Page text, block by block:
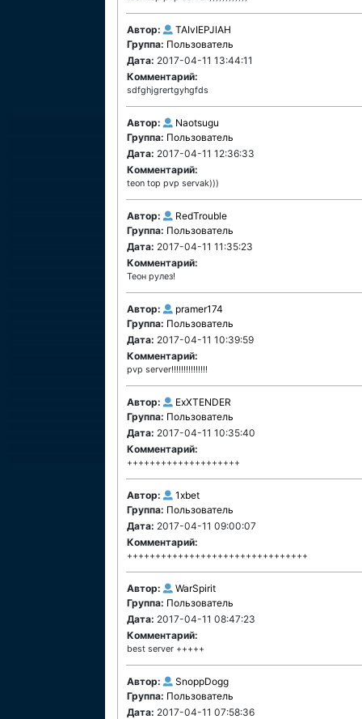
Автор:
TAIvIEPJlAH
Группа: Пользователь
Дата: 2017-04-11 13:44:11
Комментарий:
sdfghjgrertgyhgfds
Автор:
Naotsugu
Группа: Пользователь
Дата: 2017-04-11 12:36:33
Комментарий:
teon top pvp servak)))
Автор:
RedTrouble
Группа: Пользователь
Дата: 2017-04-11 11:35:23
Комментарий:
Теон рулез!
Автор:
pramer174
Группа: Пользователь
Дата: 2017-04-11 10:39:59
Комментарий:
pvp server!!!!!!!!!!!!!!!
Автор:
ExXTENDER
Группа: Пользователь
Дата: 2017-04-11 10:35:40
Комментарий:
++++++++++++++++++++
Автор:
1xbet
Группа: Пользователь
Дата: 2017-04-11 09:00:07
Комментарий:
++++++++++++++++++++++++++++++++
Автор:
WarSpirit
Группа: Пользователь
Дата: 2017-04-11 08:47:23
Комментарий:
best server +++++
Автор:
SnoppDogg
Группа: Пользователь
Дата: 2017-04-11 07:58:36